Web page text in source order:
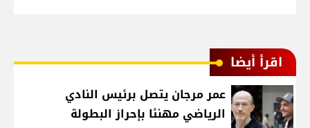
اقرأ أيضا
عمر مرجان يتصل برئيس النادي
الرياضي مهنئا بإحراز البطولة